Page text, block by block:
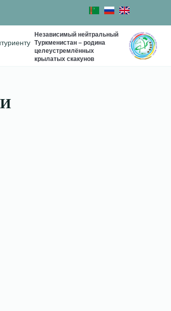
Независимый нейтральный
Туркменистан – родина
целеустремлённых
крылатых скакунов